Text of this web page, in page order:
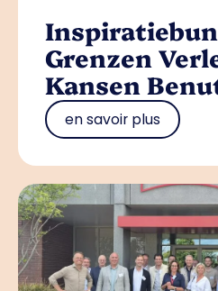
Grenzen
Kansen
en savoir plus